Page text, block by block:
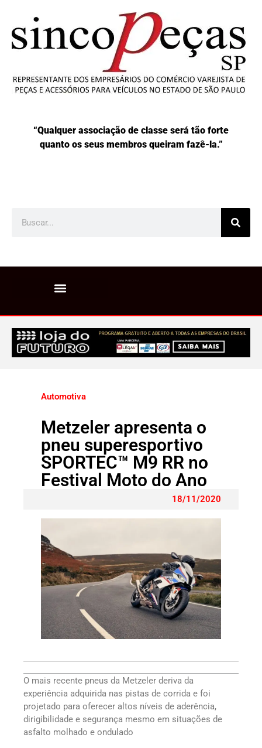
“Qualquer associação de classe será tão forte
quanto os seus membros queiram fazê-la.”
Automotiva
Metzeler apresenta o
pneu superesportivo
SPORTEC™ M9 RR no
Festival Moto do Ano
18/11/2020
O mais recente pneus da Metzeler deriva da
experiência adquirida nas pistas de corrida e foi
projetado para oferecer altos níveis de aderência,
dirigibilidade e segurança mesmo em situações de
asfalto molhado e ondulado